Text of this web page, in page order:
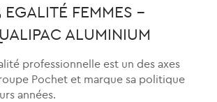
FEMMES –
ALUMINIUM
professionnelle est un des axes
Pochet et marque sa politique
années.